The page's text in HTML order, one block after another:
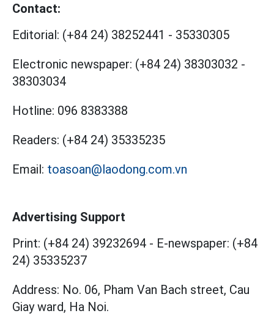
Contact:
Editorial: (+84 24) 38252441 - 35330305
Electronic newspaper: (+84 24) 38303032 -
38303034
Hotline: 096 8383388
Readers: (+84 24) 35335235
Email: toasoan@laodong.com.vn
Advertising Support
Print: (+84 24) 39232694 - E-newspaper: (+84
24) 35335237
Address: No. 06, Pham Van Bach street, Cau
Giay ward, Ha Noi.